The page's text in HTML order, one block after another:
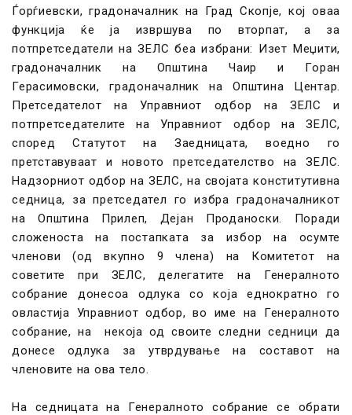
Ѓорѓиевски, градоначалник на Град Скопје, кој оваа
функција ќе ја извршува по вторпат, а за
потпретседатели на ЗЕЛС беа избрани: Изет Меџити,
градоначалник на Општина Чаир и Горан
Герасимовски, градоначалник на Општина Центар.
Претседателот на Управниот одбор на ЗЕЛС и
потпретседателите на Управниот одбор на ЗЕЛС,
според Статутот на Заедницата, воедно го
претставуваат и новото претседателство на ЗЕЛС.
Надзорниот одбор на ЗЕЛС, на својата конститутивна
седница, за претседател го избра градоначалникот
на Општина Прилеп, Дејан Проданоски. Поради
сложеноста на постапката за избор на осумте
членови (од вкупно 9 члена) на Комитетот на
советите при ЗЕЛС, делегатите на Генералното
собрание донесоа одлука со која еднократно го
овластија Управниот одбор, во име на Генералното
собрание, на некоја од своите следни седници да
донесе одлука за утврдување на составот на
членовите на ова тело.
На седницата на Генералното собрание се обрати